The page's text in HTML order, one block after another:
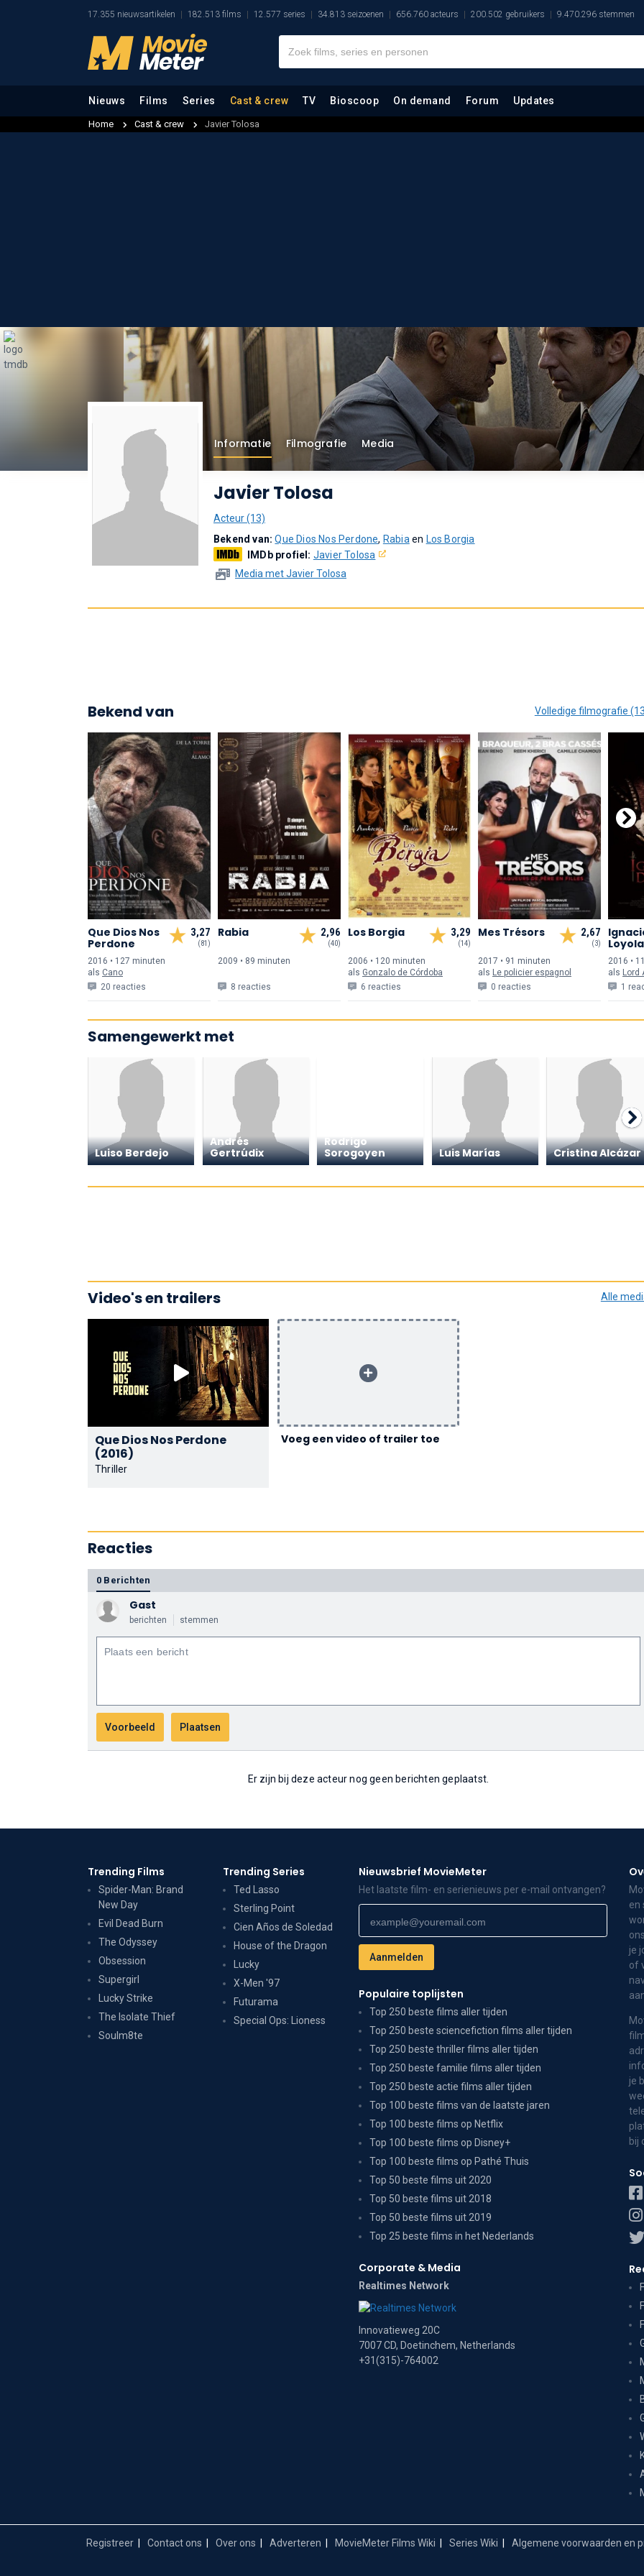
17.355 nieuwsartikelen 182.513 films 12.577 series 34.813 seizoenen 656.760 acteurs 200.502 gebruikers 9.470.296 stemmen
Nieuws Films Series Cast & crew TV Bioscoop On demand Forum Updates
Home Cast & crew Javier Tolosa
Informatie Filmografie Media
Javier Tolosa
Acteur (13)
Bekend van:Que Dios Nos Perdone, Rabia en Los Borgia
IMDb profiel: Javier Tolosa
Media met Javier Tolosa
Bekend van Volledige filmografie
3,27
(81)
Que Dios Nos
Perdone
2016 • 127 minuten
als Cano
20 reacties
2,96
(40)
Rabia
2009 • 89 minuten
8 reacties
3,29
(14)
Los Borgia
2006 • 120 minuten
als Gonzalo de Córdoba
6 reacties
2,67
(3)
Mes Trésors
2017 • 91 minuten
als Le policier espagnol
0 reacties
Loyola
2016 •
als Lord
1
Samengewerkt met
Luiso Berdejo
Andrés
Gertrúdix
Rodrigo
Sorogoyen
Luis Marías Cristina Alcázar
Video's en trailers Alle
Que Dios Nos Perdone
(2016)
Thriller
Voeg een video of trailer toe
Reacties
0 Berichten
Gast
berichten stemmen
Er zijn bij deze acteur nog geen berichten geplaatst.
Trending Films
Spider-Man: Brand
New Day
Evil Dead Burn
The Odyssey
Obsession
Supergirl
Lucky Strike
The Isolate Thief
Soulm8te
Trending Series
Ted Lasso
Sterling Point
Cien Años de Soledad
House of the Dragon
Lucky
X-Men '97
Futurama
Special Ops: Lioness
Nieuwsbrief MovieMeter
Het laatste film- en serienieuws per e-mail ontvangen?
Populaire toplijsten
Top 250 beste films aller tijden
Top 250 beste sciencefiction films aller tijden
Top 250 beste thriller films aller tijden
Top 250 beste familie films aller tijden
Top 250 beste actie films aller tijden
Top 100 beste films van de laatste jaren
Top 100 beste films op Netflix
Top 100 beste films op Disney+
Top 100 beste films op Pathé Thuis
Top 50 beste films uit 2020
Top 50 beste films uit 2018
Top 50 beste films uit 2019
Top 25 beste films in het Nederlands
Corporate & Media
Realtimes Network
Innovatieweg 20C
7007 CD, Doetinchem, Netherlands
+31(315)-764002
en
je
of
je
bij
Registreer Contact ons Over ons Adverteren MovieMeter Films Wiki Series Wiki Algemene voorwaarden en